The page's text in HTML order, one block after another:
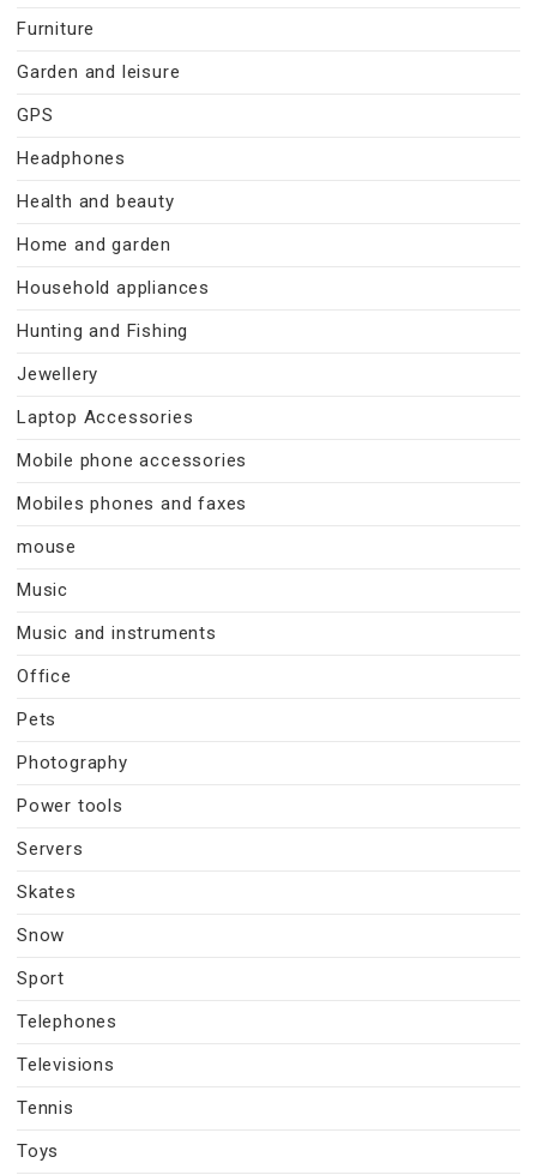
Furniture
Garden and leisure
GPS
Headphones
Health and beauty
Home and garden
Household appliances
Hunting and Fishing
Jewellery
Laptop Accessories
Mobile phone accessories
Mobiles phones and faxes
mouse
Music
Music and instruments
Office
Pets
Photography
Power tools
Servers
Skates
Snow
Sport
Telephones
Televisions
Tennis
Toys